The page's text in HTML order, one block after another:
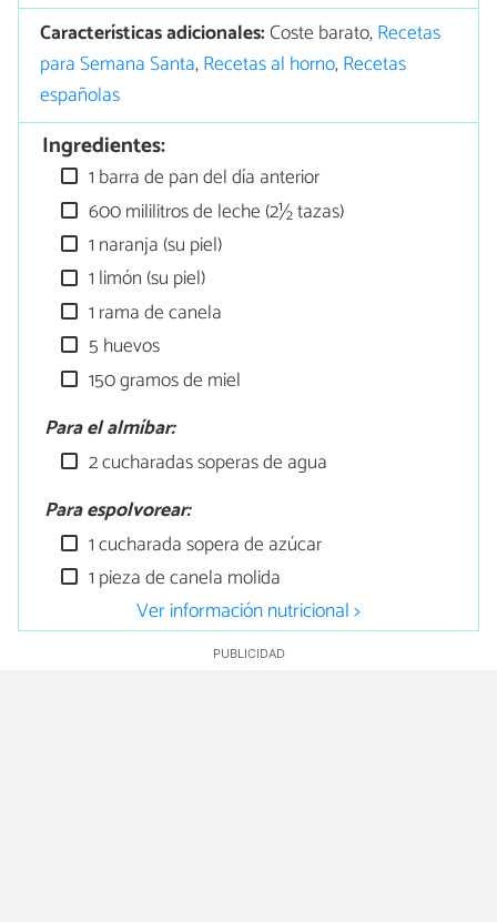
Características adicionales:Coste barato,Recetas
para Semana Santa,Recetas al horno,Recetas
españolas
Ingredientes:
1 barra de pan del día anterior
600 mililitros de leche (2½ tazas)
1 naranja (su piel)
1 limón (su piel)
1 rama de canela
5 huevos
150 gramos de miel
Para el almíbar:
2 cucharadas soperas de agua
Para espolvorear:
1 cucharada sopera de azúcar
1 pieza de canela molida
Ver información nutricional >